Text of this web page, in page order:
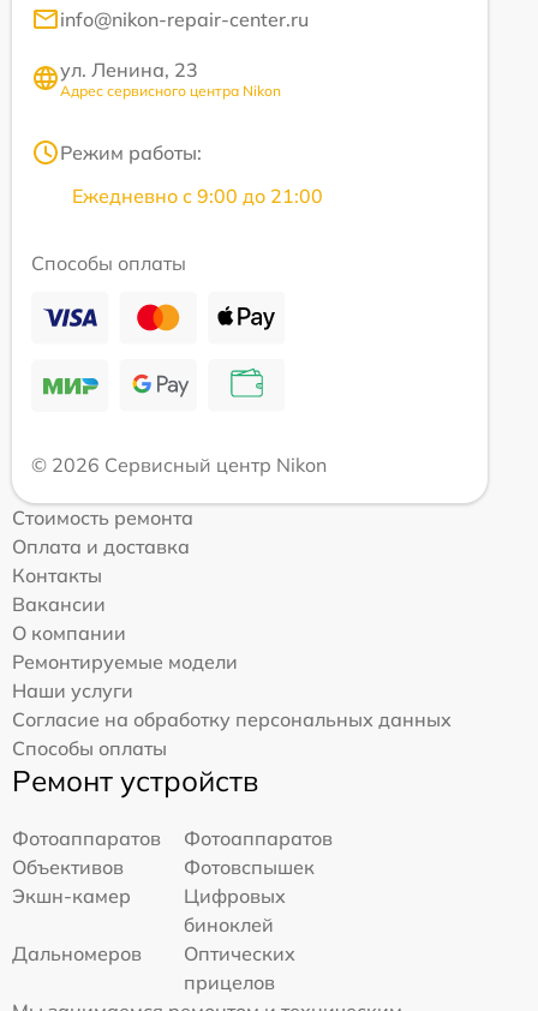
info@nikon-repair-center.ru
ул. Ленина, 23
Адрес сервисного центра Nikon
Режим работы:
Ежедневно с 9:00 до 21:00
Способы оплаты
© 2026 Сервисный центр Nikon
Стоимость ремонта
Оплата и доставка
Контакты
Вакансии
О компании
Ремонтируемые модели
Наши услуги
Согласие на обработку персональных данных
Способы оплаты
Ремонт устройств
Фотоаппаратов
Фотоаппаратов
Объективов
Фотовспышек
Экшн-камер
Цифровых
биноклей
Дальномеров
Оптических
прицелов